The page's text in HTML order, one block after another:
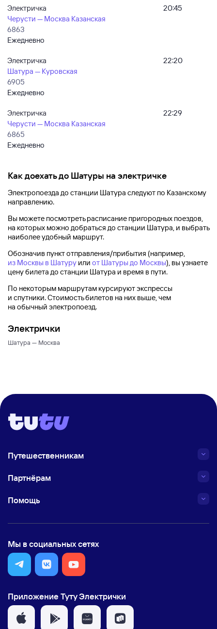
Электричка
Черусти — Москва Казанская
6863
Ежедневно
20:45
Электричка
Шатура — Куровская
6905
Ежедневно
22:20
Электричка
Черусти — Москва Казанская
6865
Ежедневно
22:29
Как доехать до Шатуры на электричке
Электропоезда до станции Шатура следуют по Казанскому
направлению.
Вы можете посмотреть расписание пригородных поездов,
на которых можно добраться до станции Шатура, и выбрать
наиболее удобный маршрут.
Обозначив пункт отправления/прибытия (например,
из Москвы в Шатуру или от Шатуры до Москвы), вы узнаете
цену билета до станции Шатура и время в пути.
По некоторым маршрутам курсируют экспрессы
и спутники. Стоимость билетов на них выше, чем
на обычный электропоезд.
Электрички
Шатура — Москва
Путешественникам
Партнёрам
Помощь
Мы в социальных сетях
Приложение Туту Электрички